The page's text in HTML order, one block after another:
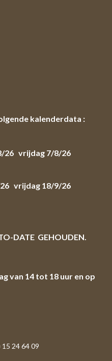
kalenderdata :
26 vrijdag 7/8/26
vrijdag 18/9/26
DATE GEHOUDEN.
van 14 tot 18 uur en op
24 64 09